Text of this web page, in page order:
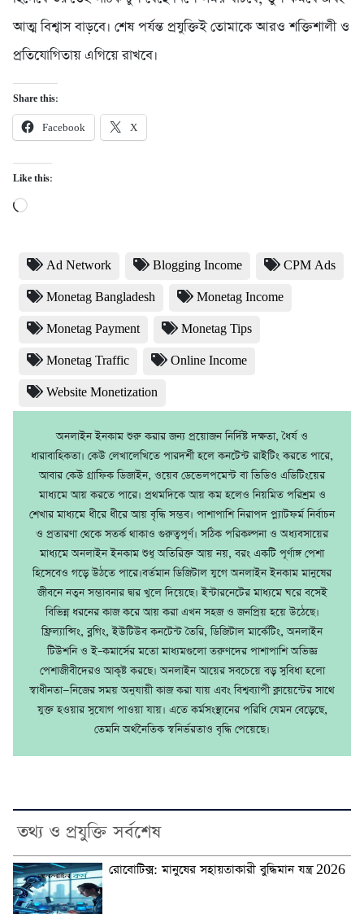
আত্ম বিশ্বাস বাড়বে। শেষ পর্যন্ত প্রযুক্তিই তোমাকে আরও শক্তিশালী ও
প্রতিযোগিতায় এগিয়ে রাখবে।
Share this:
Facebook X
Like this:
Loading…
Ad Network Blogging Income CPM Ads
Monetag Bangladesh Monetag Income
Monetag Payment Monetag Tips
Monetag Traffic Online Income
Website Monetization
অনলাইন ইনকাম শুরু করার জন্য প্রয়োজন নির্দিষ্ট দক্ষতা, ধৈর্য ও
ধারাবাহিকতা। কেউ লেখালেখিতে পারদর্শী হলে কনটেন্ট রাইটিং করতে পারে,
আবার কেউ গ্রাফিক ডিজাইন, ওয়েব ডেভেলপমেন্ট বা ভিডিও এডিটিংয়ের
মাধ্যমে আয় করতে পারে। প্রথমদিকে আয় কম হলেও নিয়মিত পরিশ্রম ও
শেখার মাধ্যমে ধীরে ধীরে আয় বৃদ্ধি সম্ভব। পাশাপাশি নিরাপদ প্ল্যাটফর্ম নির্বাচন
ও প্রতারণা থেকে সতর্ক থাকাও গুরুত্বপূর্ণ। সঠিক পরিকল্পনা ও অধ্যবসায়ের
মাধ্যমে অনলাইন ইনকাম শুধু অতিরিক্ত আয় নয়, বরং একটি পূর্ণাঙ্গ পেশা
হিসেবেও গড়ে উঠতে পারে।বর্তমান ডিজিটাল যুগে অনলাইন ইনকাম মানুষের
জীবনে নতুন সম্ভাবনার দ্বার খুলে দিয়েছে। ইন্টারনেটের মাধ্যমে ঘরে বসেই
বিভিন্ন ধরনের কাজ করে আয় করা এখন সহজ ও জনপ্রিয় হয়ে উঠেছে।
ফ্রিল্যান্সিং, ব্লগিং, ইউটিউব কনটেন্ট তৈরি, ডিজিটাল মার্কেটিং, অনলাইন
টিউশনি ও ই–কমার্সের মতো মাধ্যমগুলো তরুণদের পাশাপাশি অভিজ্ঞ
পেশাজীবীদেরও আকৃষ্ট করছে। অনলাইন আয়ের সবচেয়ে বড় সুবিধা হলো
স্বাধীনতা—নিজের সময় অনুযায়ী কাজ করা যায় এবং বিশ্বব্যাপী ক্লায়েন্টের সাথে
যুক্ত হওয়ার সুযোগ পাওয়া যায়। এতে কর্মসংস্থানের পরিধি যেমন বেড়েছে,
তেমনি অর্থনৈতিক স্বনির্ভরতাও বৃদ্ধি পেয়েছে।
তথ্য ও প্রযুক্তি সর্বশেষ
রোবোটিক্স: মানুষের সহায়তাকারী বুদ্ধিমান যন্ত্র 2026